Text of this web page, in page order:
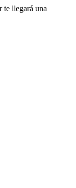
te llegará una